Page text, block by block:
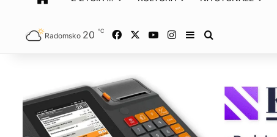
Radomsko 20 ℃ Facebook YouTubeInstagram
Sidebar